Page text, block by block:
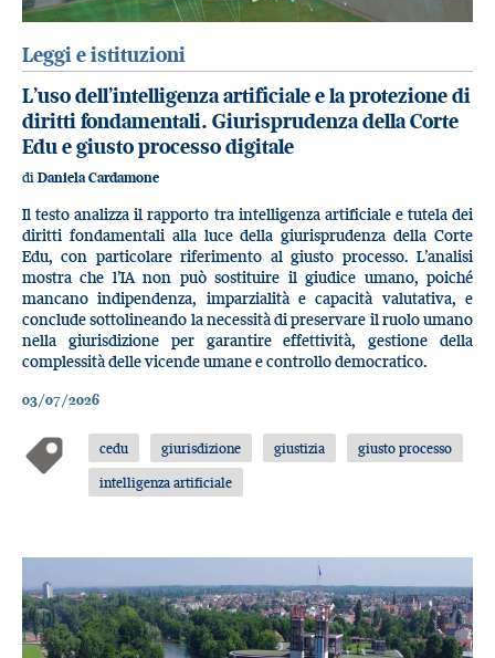
Leggi e istituzioni
L’uso dell’intelligenza artificiale e la protezione di
diritti fondamentali. Giurisprudenza della Corte
Edu e giusto processo digitale
di Daniela Cardamone
Il testo analizza il rapporto tra intelligenza artificiale e tutela dei
diritti fondamentali alla luce della giurisprudenza della Corte
Edu, con particolare riferimento al giusto processo. L’analisi
mostra che l’IA non può sostituire il giudice umano, poiché
mancano indipendenza, imparzialità e capacità valutativa, e
conclude sottolineando la necessità di preservare il ruolo umano
nella giurisdizione per garantire effettività, gestione della
complessità delle vicende umane e controllo democratico.
03/07/2026
cedu giurisdizione giustizia
giusto processo
intelligenza artificiale